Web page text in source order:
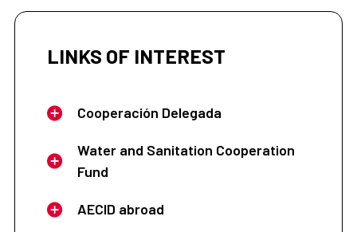
LINKS OF INTEREST
Cooperación Delegada
Water and Sanitation Cooperation
Fund
AECID abroad